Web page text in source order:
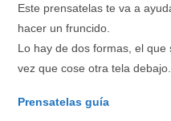
Este prensatelas te va a
hacer un fruncido.
Lo hay de dos formas, el
vez que cose otra tela debajo.
Prensatelas guía